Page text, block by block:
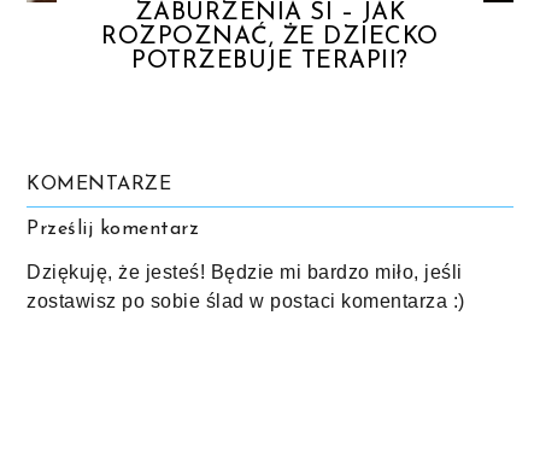
ZABURZENIA SI – JAK
ROZPOZNAĆ, ŻE DZIECKO
POTRZEBUJE TERAPII?
KOMENTARZE
Prześlij komentarz
Dziękuję, że jesteś! Będzie mi bardzo miło, jeśli
zostawisz po sobie ślad w postaci komentarza :)